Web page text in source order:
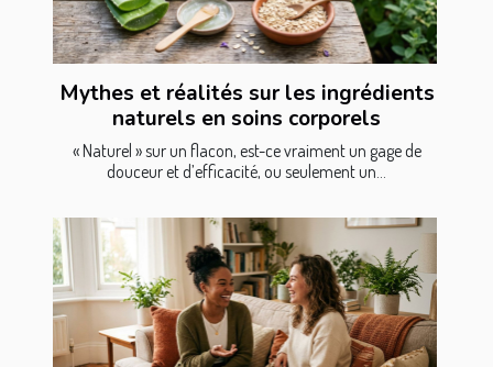
Mythes et réalités sur les ingrédients
naturels en soins corporels
« Naturel » sur un flacon, est-ce vraiment un gage de
douceur et d’efficacité, ou seulement un...